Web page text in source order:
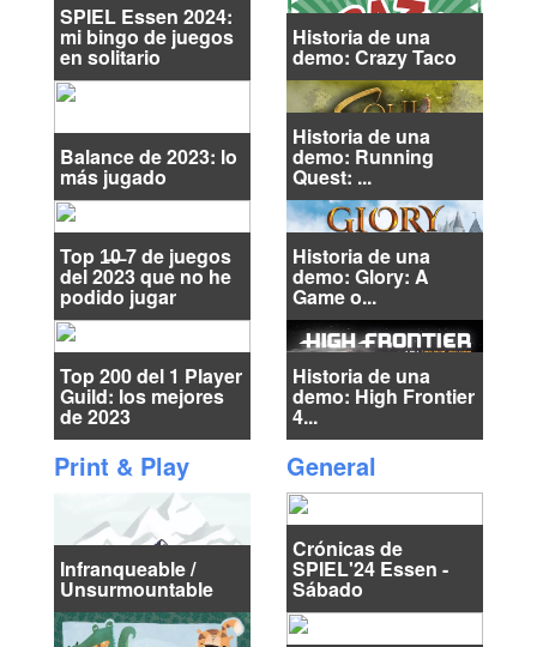
SPIEL Essen 2024:
mi bingo de juegos
en solitario
Balance de 2023: lo
más jugado
Top 1̶0̶ 7 de juegos
del 2023 que no he
podido jugar
Top 200 del 1 Player
Guild: los mejores
de 2023
Historia de una
demo: Crazy Taco
Historia de una
demo: Running
Quest: ...
Historia de una
demo: Glory: A
Game o...
Historia de una
demo: High Frontier
4...
Print & Play
Infranqueable /
Unsurmountable
General
Crónicas de
SPIEL'24 Essen -
Sábado